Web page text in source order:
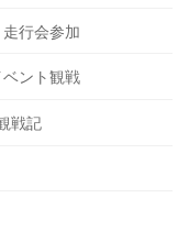
行会参加
ント観戦
戦記